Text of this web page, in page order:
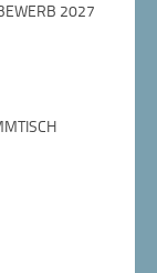
2027